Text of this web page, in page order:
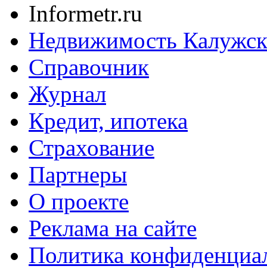
Informetr.ru
Недвижимость
Справочник
Журнал
Кредит, ипотека
Страхование
Партнеры
O проекте
Реклама на сайте
Политика